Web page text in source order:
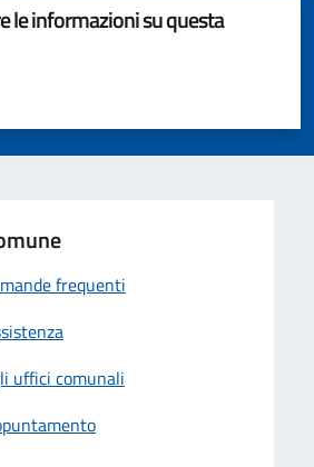
le informazioni su questa
5 stelle su 5
su 5
su 5
5
frequenti
uffici comunali